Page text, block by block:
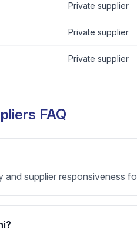
Private supplier
Private supplier
Private supplier
FAQ
supplier responsiveness